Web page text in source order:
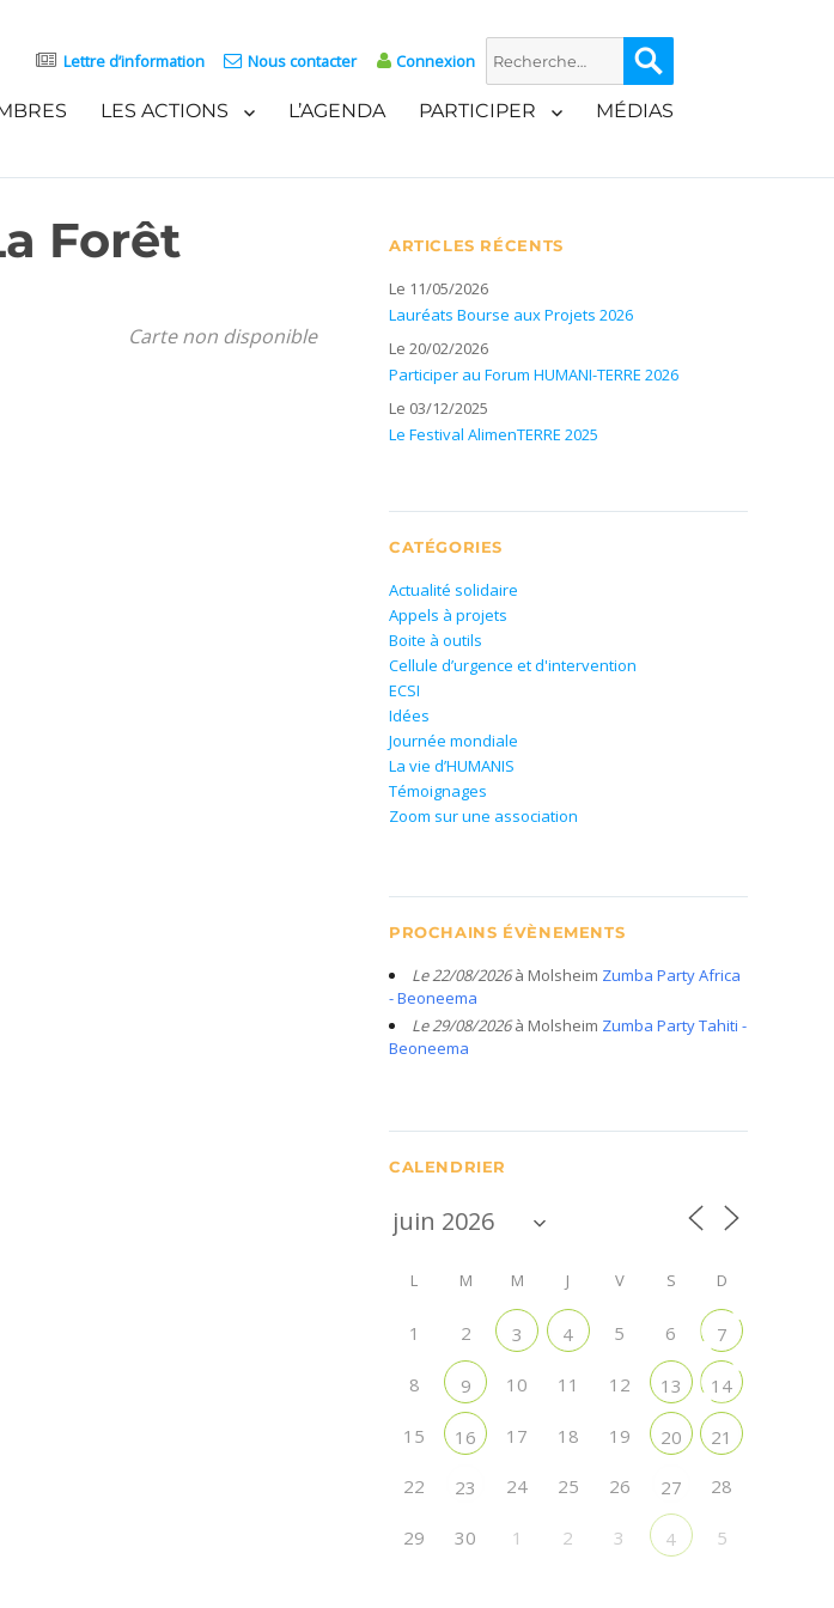
Lettre d’information Nous contacter Connexion
Recherche
pour :
LES ACTIONS L’AGENDA PARTICIPER MÉDIAS
Forêt
Carte non disponible
ARTICLES RÉCENTS
Le 11/05/2026
Lauréats Bourse aux Projets 2026
Le 20/02/2026
Participer au Forum HUMANI-TERRE 2026
Le 03/12/2025
Le Festival AlimenTERRE 2025
CATÉGORIES
Actualité solidaire
Appels à projets
Boite à outils
Cellule d’urgence et d'intervention
ECSI
Idées
Journée mondiale
La vie d’HUMANIS
Témoignages
Zoom sur une association
PROCHAINS ÉVÈNEMENTS
Le 22/08/2026à Molsheim Zumba Party Africa
- Beoneema
Le 29/08/2026à Molsheim Zumba Party Tahiti -
Beoneema
CALENDRIER
L M M J V S D
1 2 3 4 5 6 7
8 9 10 11 12 13 14
15 16 17 18 19 20 21
22 23 24 25 26 27 28
29 30 1 2 3 4 5